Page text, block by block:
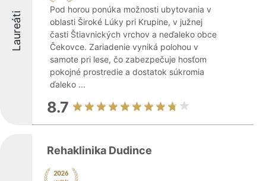
Laureáti
Pod horou ponúka možnosti ubytovania v
oblasti Široké Lúky pri Krupine, v južnej
časti Štiavnických vrchov a neďaleko obce
Čekovce. Zariadenie vyniká polohou v
samote pri lese, čo zabezpečuje hosťom
pokojné prostredie a dostatok súkromia
ďaleko ...
8.7
Rehaklinika Dudince